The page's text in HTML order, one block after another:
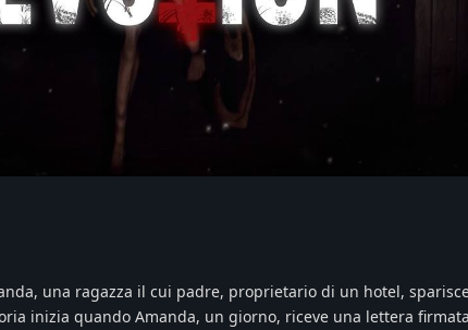
una ragazza il cui padre, proprietario di un hotel,
inizia quando Amanda, un giorno, riceve una lettera